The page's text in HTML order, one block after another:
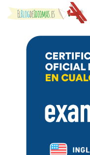
Skip to content